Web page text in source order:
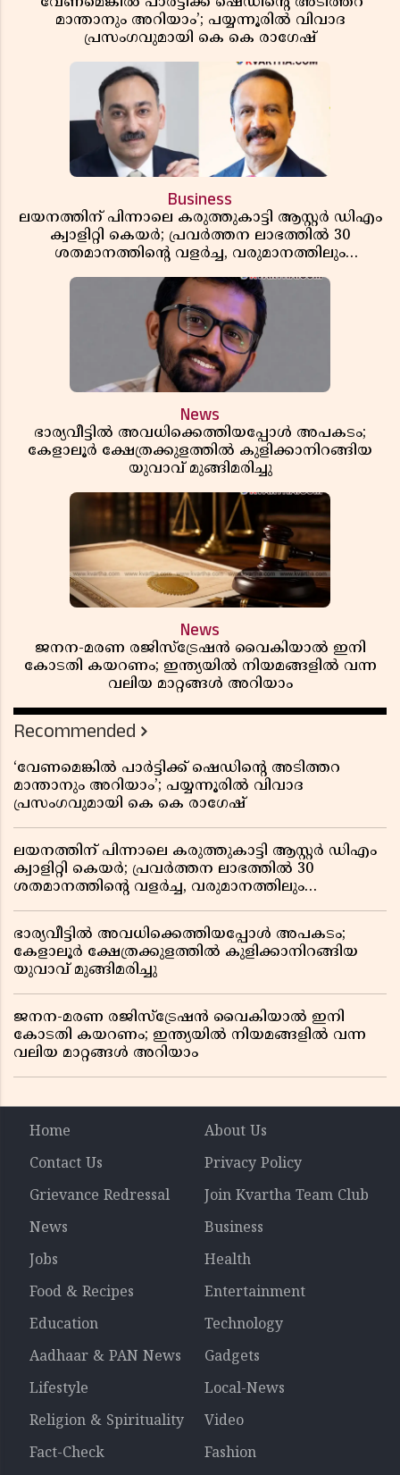
മാന്താനും അറിയാം’; പയ്യന്നൂരിൽ വിവാദ
പ്രസംഗവുമായി കെ കെ രാഗേഷ്
Business
ലയനത്തിന് പിന്നാലെ കരുത്തുകാട്ടി ആസ്റ്റർ ഡിഎം
ക്വാളിറ്റി കെയർ; പ്രവർത്തന ലാഭത്തിൽ 30
ശതമാനത്തിൻ്റെ വളർച്ച, വരുമാനത്തിലും
റിപ്പോർട്ട് പുറത്ത്
News
ഭാര്യവീട്ടിൽ അവധിക്കെത്തിയപ്പോൾ അപകടം;
കേളാലൂർ ക്ഷേത്രക്കുളത്തിൽ കുളിക്കാനിറങ്ങിയ
യുവാവ് മുങ്ങിമരിച്ചു
News
ജനന-മരണ രജിസ്ട്രേഷൻ വൈകിയാൽ ഇനി
കോടതി കയറണം; ഇന്ത്യയിൽ നിയമങ്ങളിൽ വന്ന
വലിയ മാറ്റങ്ങൾ അറിയാം
Recommended
‘വേണമെങ്കിൽ പാർട്ടിക്ക് ഷെഡിൻ്റെ അടിത്തറ
മാന്താനും അറിയാം’; പയ്യന്നൂരിൽ വിവാദ
പ്രസംഗവുമായി കെ കെ രാഗേഷ്
ലയനത്തിന് പിന്നാലെ കരുത്തുകാട്ടി ആസ്റ്റർ ഡിഎം
ക്വാളിറ്റി കെയർ; പ്രവർത്തന ലാഭത്തിൽ 30
ശതമാനത്തിൻ്റെ വളർച്ച, വരുമാനത്തിലും
റിപ്പോർട്ട് പുറത്ത്
ഭാര്യവീട്ടിൽ അവധിക്കെത്തിയപ്പോൾ അപകടം;
കേളാലൂർ ക്ഷേത്രക്കുളത്തിൽ കുളിക്കാനിറങ്ങിയ
യുവാവ് മുങ്ങിമരിച്ചു
ജനന-മരണ രജിസ്ട്രേഷൻ വൈകിയാൽ ഇനി
കോടതി കയറണം; ഇന്ത്യയിൽ നിയമങ്ങളിൽ വന്ന
വലിയ മാറ്റങ്ങൾ അറിയാം
Home
About Us
Contact Us
Privacy Policy
Grievance Redressal
Join Kvartha Team Club
News
Business
Jobs
Health
Food & Recipes
Entertainment
Education
Technology
Aadhaar & PAN News
Gadgets
Lifestyle
Local-News
Religion & Spirituality
Video
Fact-Check
Fashion